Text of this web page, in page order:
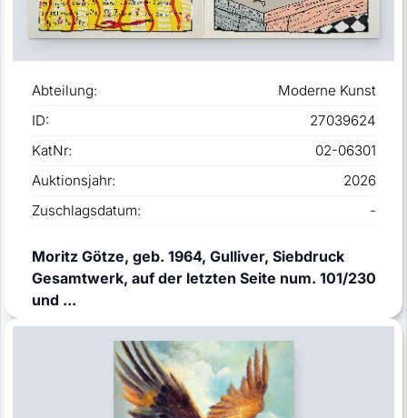
Abteilung:
Moderne Kunst
ID:
27039624
KatNr:
02-06301
Auktionsjahr:
2026
Zuschlagsdatum:
-
Moritz Götze, geb. 1964, Gulliver, Siebdruck
Gesamtwerk, auf der letzten Seite num. 101/230
und ...